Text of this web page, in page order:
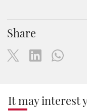
Share
It may interest